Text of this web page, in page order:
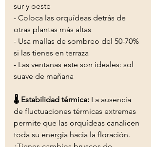
sur y oeste
- Coloca las orquídeas detrás de
otras plantas más altas
- Usa mallas de sombreo del 50-70%
si las tienes en terraza
- Las ventanas este son ideales: sol
suave de mañana
🌡️ Estabilidad térmica: La ausencia
de fluctuaciones térmicas extremas
permite que las orquídeas canalicen
toda su energía hacia la floración.